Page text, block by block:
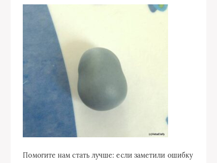
Помогите нам стать лучше: если заметили ошибку